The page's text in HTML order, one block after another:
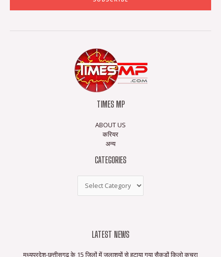
TIMES MP
ABOUT US
करियर
अन्य
CATEGORIES
LATEST NEWS
मध्यप्रदेश-छत्तीसगढ़ के 15 जिलों में जलाशयों से हटाया गया सैकड़ों किलो कचरा